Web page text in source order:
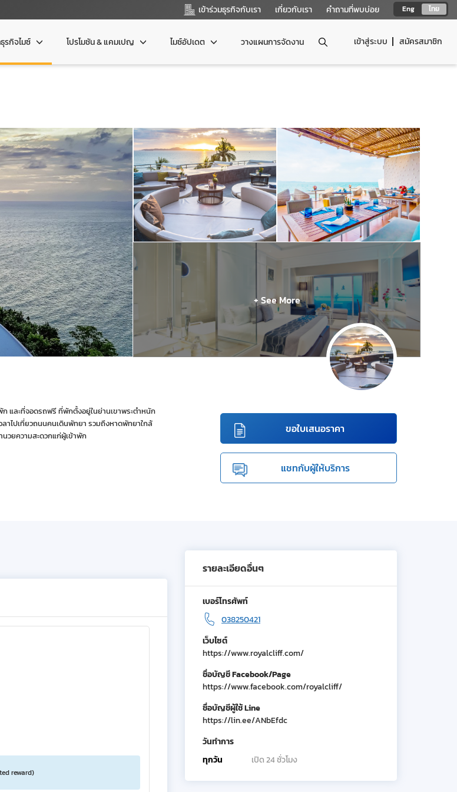
Eng ไทย
เข้าร่วมธุรกิจกับเรา เกี่ยวกับเรา คำถามที่พบบ่อย
เข้าสู่ระบบ สมัครสมาชิก
รกิจไมซ์ โปรโมชัน & แคมเปญ ไมซ์อัปเดต วางแผนการจัดงาน
+ See More
และที่จอดรถฟรี ที่พักตั้งอยู่ในย่านเขาพระตำหนัก
าไปเที่ยวถนนคนเดินพัทยา รวมถึงหาดพัทยาใกล้
วยความสะดวกแก่ผู้เข้าพัก
ขอใบเสนอราคา
แชทกับผู้ให้บริการ
reward)
รายละเอียดอื่นๆ
เบอร์โทรศัพท์
038250421
เว็บไซต์
https://www.royalcliff.com/
ชื่อบัญชี Facebook/Page
https://www.facebook.com/royalcliff/
ชื่อบัญชีผู้ใช้ Line
https://lin.ee/ANbEfdc
วันทำการ
ทุกวัน
เปิด 24 ชั่วโมง